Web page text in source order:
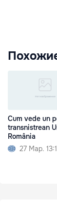
Cum vede un
transnistrean
România
27 Мар.